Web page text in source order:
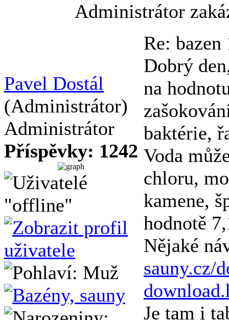
Administrátor
Pavel Dostál
(Administrátor)
Administrátor
Příspěvky: 1242
Re: bazen
Dobrý
na
baktérie,
Voda
chloru,
kamene,
hodnotě
Nějaké
sauny.cz/
Je tam i